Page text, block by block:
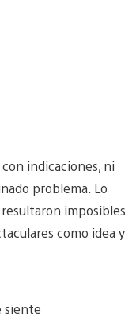
indicaciones, ni
problema. Lo
imposibles
como idea y
siente